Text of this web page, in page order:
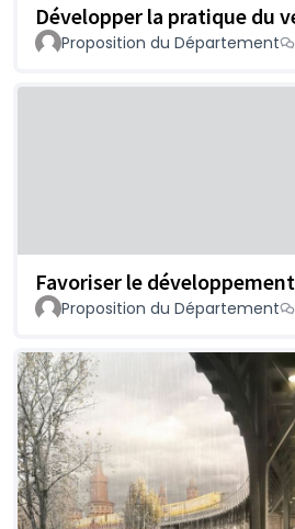
Développer la pratique du
Proposition du Département
Favoriser le
Proposition du Département